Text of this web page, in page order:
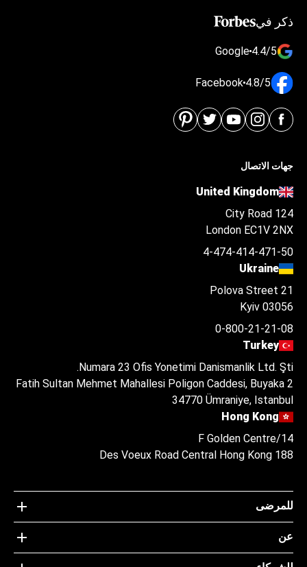
ذكر في
4.4/5
Google
4.8/5
Facebook
جهات الاتصال
United Kingdom
124 City Road
London EC1V 2NX
4-474-414-471-50
Ukraine
Polova Street 21
Kyiv 03056
0-800-21-21-08
Turkey
Numara 23 Ofis Yonetimi Danismanlik Ltd. Şti.
Fatih Sultan Mehmet Mahallesi Poligon Caddesi, Buyaka 2
34770 Ümraniye, Istanbul
Hong Kong
14/F Golden Centre
188 Des Voeux Road Central Hong Kong
للمرضى
عن